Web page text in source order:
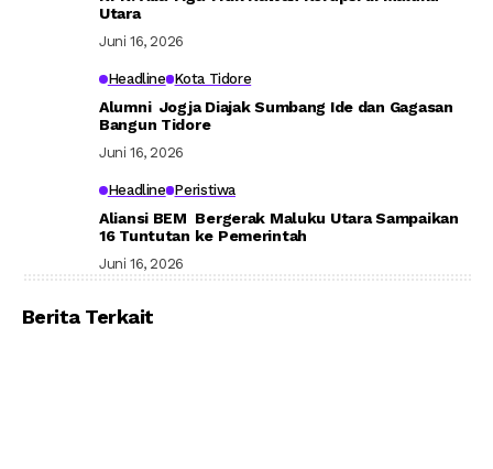
Utara
Juni 16, 2026
Headline Kota Tidore
Alumni Jogja Diajak Sumbang Ide dan Gagasan
Bangun Tidore
Juni 16, 2026
Headline Peristiwa
Aliansi BEM Bergerak Maluku Utara Sampaikan
16 Tuntutan ke Pemerintah
Juni 16, 2026
Berita Terkait